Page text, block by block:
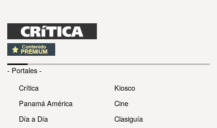
- Portales -
Crítica
Panamá América
Día a Día
Kiosco
Cine
Clasiguía